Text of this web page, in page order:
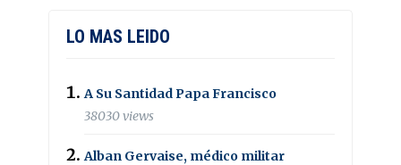
LO MAS LEIDO
A Su Santidad Papa Francisco
38030 views
Alban Gervaise, médico militar